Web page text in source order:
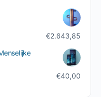
€2.643,85
€40,00